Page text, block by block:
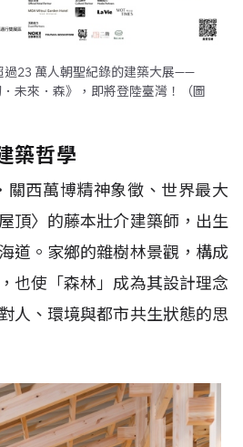
過23 萬人朝聖紀錄的建築大展——
未來．森》，即將登陸臺灣！（圖
築哲學
西萬博精神象徵、世界最大
頂〉的藤本壯介建築師，出生
道。家鄉的雜樹林景觀，構成
也使「森林」成為其設計理念
人、環境與都市共生狀態的思